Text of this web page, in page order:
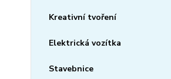
Kreativní tvoření
Elektrická vozítka
Stavebnice